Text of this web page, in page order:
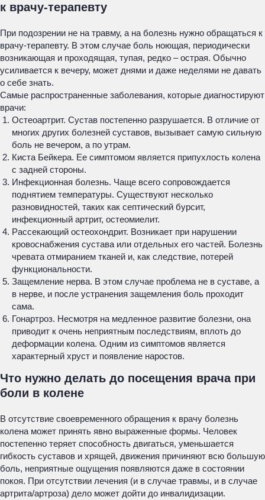
к врачу-терапевту
При подозрении не на травму, а на болезнь нужно обращаться к
врачу-терапевту. В этом случае боль ноющая, периодически
возникающая и проходящая, тупая, редко – острая. Обычно
усиливается к вечеру, может днями и даже неделями не давать
о себе знать.
Самые распространенные заболевания, которые диагностируют
врачи:
Остеоартрит. Сустав постепенно разрушается. В отличие от
многих других болезней суставов, вызывает самую сильную
боль не вечером, а по утрам.
Киста Бейкера. Ее симптомом является припухлость колена
с задней стороны.
Инфекционная болезнь. Чаще всего сопровождается
поднятием температуры. Существуют несколько
разновидностей, таких как септический бурсит,
инфекционный артрит, остеомиелит.
Рассекающий остеохондрит. Возникает при нарушении
кровоснабжения сустава или отдельных его частей. Болезнь
чревата отмиранием тканей и, как следствие, потерей
функциональности.
Защемление нерва. В этом случае проблема не в суставе, а
в нерве, и после устранения защемления боль проходит
сама.
Гонартроз. Несмотря на медленное развитие болезни, она
приводит к очень неприятным последствиям, вплоть до
деформации колена. Одним из симптомов является
характерный хруст и появление наростов.
Что нужно делать до посещения врача при
боли в колене
В отсутствие своевременного обращения к врачу болезнь
колена может принять явно выраженные формы. Человек
постепенно теряет способность двигаться, уменьшается
гибкость суставов и хрящей, движения причиняют всю большую
боль, неприятные ощущения появляются даже в состоянии
покоя. При отсутствии лечения (и в случае травмы, и в случае
артрита/артроза) дело может дойти до инвалидизации.